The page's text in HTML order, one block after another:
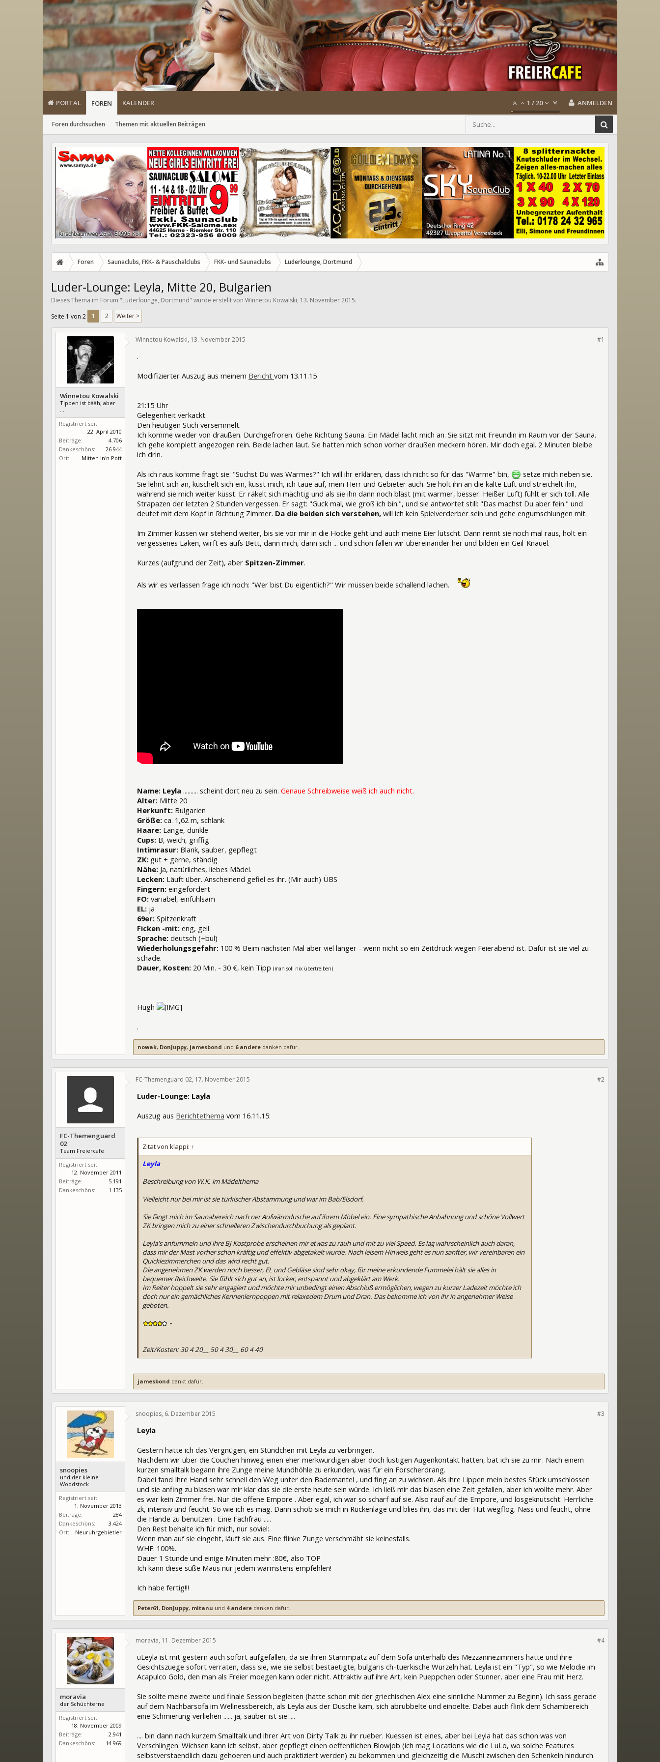
PORTAL FOREN
Foren durchsuchen Themen mit aktuellen Beiträgen
KALENDER 1 / 20 ANMELDEN
Foren Saunaclubs, FKK- & Pauschalclubs FKK- und Saunaclubs Luderlounge, Dortmund
Luder-Lounge: Leyla, Mitte 20, Bulgarien
Dieses Thema im Forum "Luderlounge, Dortmund" wurde erstellt von Winnetou Kowalski, 13. November 2015.
Seite 1 von 2
1 2 Weiter >
Winnetou Kowalski
Tippen ist bääh, aber
...
Registriert seit:
22. April 2010
Beiträge:
4.706
Dankeschöns:
26.944
Ort:
Mitten in'n Pott
#1
Winnetou Kowalski, 13. November 2015
.
Modifizierter Auszug aus meinem Bericht vom 13.11.15
21:15 Uhr
Gelegenheit verkackt.
Den heutigen Stich versemmelt.
Ich komme wieder von draußen. Durchgefroren. Gehe Richtung Sauna. Ein Mädel lacht mich an. Sie sitzt mit Freundin im Raum vor der Sauna.
Ich gehe komplett angezogen rein. Beide lachen laut. Sie hatten mich schon vorher draußen meckern hören. Mir doch egal. 2 Minuten bleibe
ich drin.
Als ich raus komme fragt sie: "Suchst Du was Warmes?" Ich will ihr erklären, dass ich nicht so für das "Warme" bin,
setze mich neben sie.
Sie lehnt sich an, kuschelt sich ein, küsst mich, ich taue auf, mein Herr und Gebieter auch. Sie holt ihn an die kalte Luft und streichelt ihn,
während sie mich weiter küsst. Er räkelt sich mächtig und als sie ihn dann noch bläst (mit warmer, besser: Heißer Luft) fühlt er sich toll. Alle
Strapazen der letzten 2 Stunden vergessen. Er sagt: "Guck mal, wie groß ich bin.", und sie antwortet still: "Das machst Du aber fein." und
deutet mit dem Kopf in Richtung Zimmer. Da die beiden sich verstehen, will ich kein Spielverderber sein und gehe engumschlungen mit.
Im Zimmer küssen wir stehend weiter, bis sie vor mir in die Hocke geht und auch meine Eier lutscht. Dann rennt sie noch mal raus, holt ein
vergessenes Laken, wirft es aufs Bett, dann mich, dann sich ... und schon fallen wir übereinander her und bilden ein Geil-Knäuel.
Kurzes (aufgrund der Zeit), aber Spitzen-Zimmer.
Als wir es verlassen frage ich noch: "Wer bist Du eigentlich?" Wir müssen beide schallend lachen.
Name: Leyla .......... scheint dort neu zu sein. Genaue Schreibweise weiß ich auch nicht.
Alter: Mitte 20
Herkunft: Bulgarien
Größe: ca. 1,62 m, schlank
Haare: Lange, dunkle
Cups: B, weich, griffig
Intimrasur: Blank, sauber, gepflegt
ZK: gut + gerne, ständig
Nähe: Ja, natürliches, liebes Mädel.
Lecken: Läuft über. Anscheinend gefiel es ihr. (Mir auch) ÜBS
Fingern: eingefordert
FO: variabel, einfühlsam
EL: ja
69er: Spitzenkraft
Ficken -mit: eng, geil
Sprache: deutsch (+bul)
Wiederholungsgefahr: 100 % Beim nächsten Mal aber viel länger - wenn nicht so ein Zeitdruck wegen Feierabend ist. Dafür ist sie viel zu
schade.
Dauer, Kosten: 20 Min. - 30 €, kein Tipp (man soll nix übertreiben)
Hugh
.
nowak, DonJuppy, jamesbond und 6 andere danken dafür.
FC-Themenguard
02
Team Freiercafe
Registriert seit:
12. November 2011
Beiträge:
5.191
Dankeschöns:
1.135
#2
FC-Themenguard 02, 17. November 2015
Luder-Lounge: Layla
Auszug aus Berichtethema vom 16.11.15:
Zitat von klappi: ↑
Leyla
Beschreibung von W.K. im Mädelthema
Vielleicht nur bei mir ist sie türkischer Abstammung und war im Bab/Elsdorf.
Sie fängt mich im Saunabereich nach ner Aufwärmdusche auf ihrem Möbel ein. Eine sympathische Anbahnung und schöne Vollwert
ZK bringen mich zu einer schnelleren Zwischendurchbuchung als geplant.
Leyla's anfummeln und ihre BJ Kostprobe erscheinen mir etwas zu rauh und mit zu viel Speed. Es lag wahrscheinlich auch daran,
dass mir der Mast vorher schon kräftig und effektiv abgetakelt wurde. Nach leisem Hinweis geht es nun sanfter, wir vereinbaren ein
Quickiezimmerchen und das wird recht gut.
Die angenehmen ZK werden noch besser, EL und Gebläse sind sehr okay, für meine erkundende Fummelei hält sie alles in
bequemer Reichweite. Sie fühlt sich gut an, ist locker, entspannt und abgeklärt am Werk.
Im Reiter hoppelt sie sehr engagiert und möchte mir unbedingt einen Abschluß ermöglichen, wegen zu kurzer Ladezeit möchte ich
doch nur ein gemächliches Kennenlernpoppen mit relaxedem Drum und Dran. Das bekomme ich von ihr in angenehmer Weise
geboten.
-
Zeit/Kosten: 30 4 20__ 50 4 30__ 60 4 40
jamesbond dankt dafür.
snoopies
und der kleine
Woodstock
Registriert seit:
1. November 2013
Beiträge:
284
Dankeschöns:
3.424
Ort:
Neuruhrgebietler
#3
snoopies, 6. Dezember 2015
Leyla
Gestern hatte ich das Vergnügen, ein Stündchen mit Leyla zu verbringen.
Nachdem wir über die Couchen hinweg einen eher merkwürdigen aber doch lustigen Augenkontakt hatten, bat ich sie zu mir. Nach einem
kurzen smalltalk begann ihre Zunge meine Mundhöhle zu erkunden, was für ein Forscherdrang.
Dabei fand Ihre Hand sehr schnell den Weg unter den Bademantel , und fing an zu wichsen. Als ihre Lippen mein bestes Stück umschlossen
und sie anfing zu blasen war mir klar das sie die erste heute sein würde. Ich ließ mir das blasen eine Zeit gefallen, aber ich wollte mehr. Aber
es war kein Zimmer frei. Nur die offene Empore . Aber egal, ich war so scharf auf sie. Also rauf auf die Empore, und losgeknutscht. Herrliche
zk, intensiv und feucht. So wie ich es mag. Dann schob sie mich in Rückenlage und blies ihn, das mit der Hut wegflog. Nass und feucht, ohne
die Hände zu benutzen . Eine Fachfrau .....
Den Rest behalte ich für mich, nur soviel:
Wenn man auf sie eingeht, läuft sie aus. Eine flinke Zunge verschmäht sie keinesfalls.
WHF: 100%.
Dauer 1 Stunde und einige Minuten mehr :80€, also TOP
Ich kann diese süße Maus nur jedem wärmstens empfehlen!
Ich habe fertig!!!
Peter61, DonJuppy, mitanu und 4 andere danken dafür.
moravia
der Schüchterne
Registriert seit:
18. November 2009
Beiträge:
2.941
Dankeschöns:
14.969
#4
moravia, 11. Dezember 2015
uLeyla ist mit gestern auch sofort aufgefallen, da sie ihren Stammpatz auf dem Sofa unterhalb des Mezzaninezimmers hatte und ihre
Gesichtszuege sofort verraten, dass sie, wie sie selbst bestaetigte, bulgaris ch-tuerkische Wurzeln hat. Leyla ist ein "Typ", so wie Melodie im
Acapulco Gold, den man als Freier moegen kann oder nicht. Attraktiv auf ihre Art, kein Pueppchen oder Stunner, aber eine Frau mit Herz.
Sie sollte meine zweite und finale Session begleiten (hatte schon mit der griechischen Alex eine sinnliche Nummer zu Beginn). Ich sass gerade
auf dem Nachbarsofa im Wellnessbereich, als Leyla aus der Dusche kam, sich abrubbelte und einoelte. Dabei auch flink dem Schambereich
eine Schmierung verliehen ...... ja, sauber ist sie ....
.... bin dann nach kurzem Smalltalk und ihrer Art von Dirty Talk zu ihr rueber. Kuessen ist eines, aber bei Leyla hat das schon was von
Verschlingen. Wichsen kann ich selbst, aber gepflegt einen oeffentlichen Blowjob (ich mag Locations wie die LuLo, wo solche Features
selbstverstaendlich dazu gehoeren und auch praktiziert werden) zu bekommen und gleichzeitig die Muschi zwischen den Schenkeln hindurch